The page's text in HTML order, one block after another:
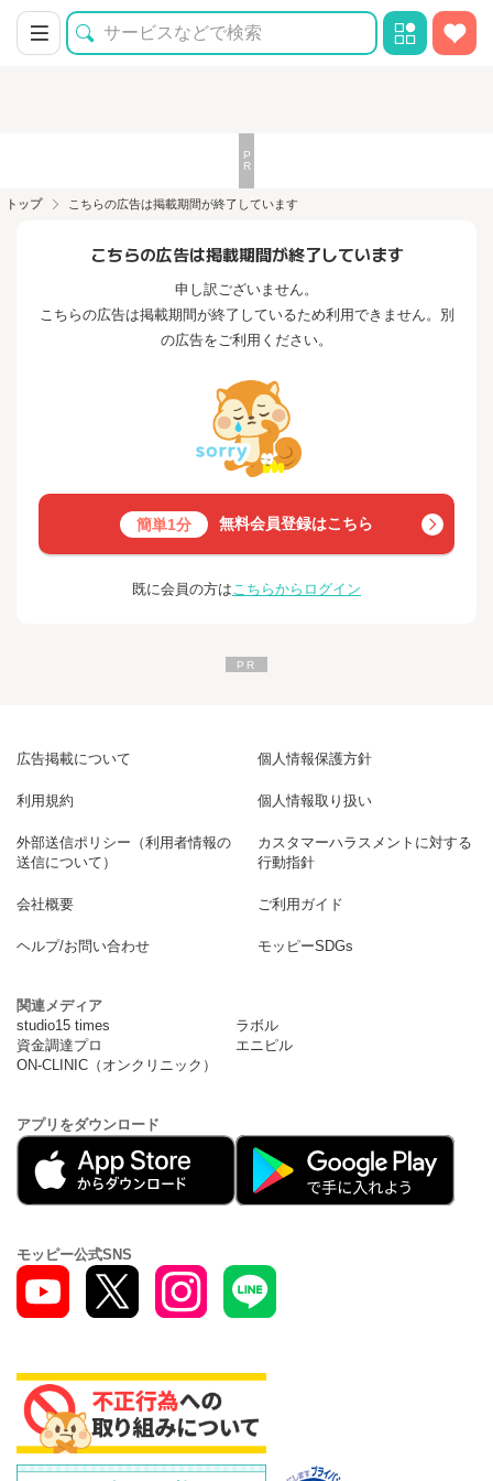
トップ こちらの広告は掲載期間が終了しています
こちらの広告は掲載期間が終了しています
申し訳ございません。
こちらの広告は掲載期間が終了しているため利用できません。別
の広告をご利用ください。
簡単1分 無料会員登録はこちら
既に会員の方はこちらからログイン
広告掲載について 個人情報保護方針
利用規約 個人情報取り扱い
外部送信ポリシー（利用者情報の
送信について）
カスタマーハラスメントに対する
行動指針
会社概要 ご利用ガイド
ヘルプ/お問い合わせ モッピーSDGs
関連メディア
studio15 times
ラボル
資金調達プロ
エニピル
ON-CLINIC（オンクリニック）
アプリをダウンロード
モッピー公式SNS